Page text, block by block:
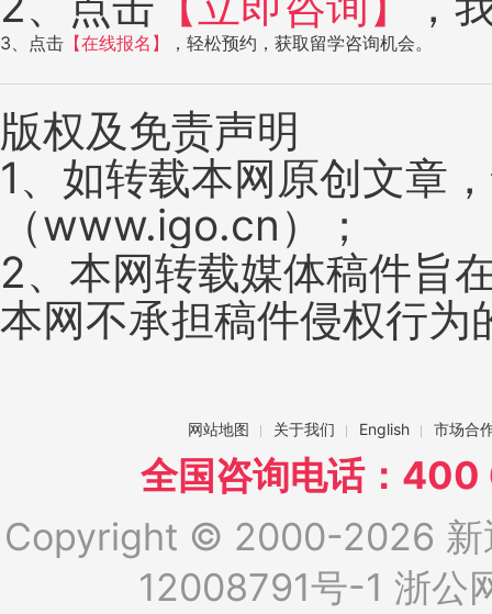
3、点击 【在线报名】 ，轻松预约，获取留学咨询机会。
版权及免责声明
1、如转载本网原创文章
（www.igo.cn）；
2、本网转载媒体稿件旨
本网不承担稿件侵权行为
网站地图 关于我们 English 市场合
全国咨询电话：
Copyright © 2000-2026 新
12008791号-1 浙公